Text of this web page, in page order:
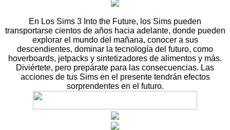
En Los Sims 3 Into the Future, los Sims pueden
transportarse cientos de años hacia adelante, donde pueden
explorar el mundo del mañana, conocer a sus
descendientes, dominar la tecnología del futuro, como
hoverboards, jetpacks y sintetizadores de alimentos y más.
Diviértete, pero prepárate para las consecuencias. Las
acciones de tus Sims en el presente tendrán efectos
sorprendentes en el futuro.